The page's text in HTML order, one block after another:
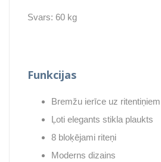
Svars: 60 kg
Funkcijas
Bremžu ierīce uz ritentiņiem
Ļoti elegants stikla plaukts
8 bloķējami riteņi
Moderns dizains